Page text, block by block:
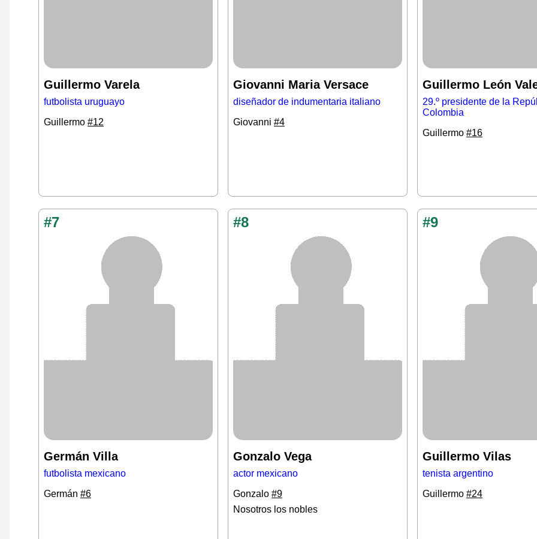
Guillermo Varela
futbolista uruguayo
Guillermo #12
Giovanni Maria Versace
diseñador de indumentaria italiano
Giovanni #4
Guillermo León
29.º presidente de la
Colombia
Guillermo #16
#7
Germán Villa
futbolista mexicano
Germán #6
#8
Gonzalo Vega
actor mexicano
Gonzalo #9
Nosotros los nobles
#9
Guillermo Vilas
tenista argentino
Guillermo #24